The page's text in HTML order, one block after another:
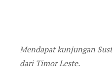
Mendapat kunjungan
dari Timor Leste.